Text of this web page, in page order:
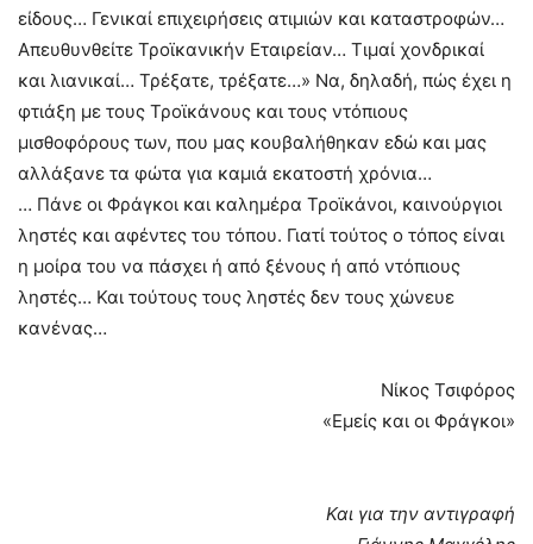
είδους… Γενικαί επιχειρήσεις ατιμιών και καταστροφών…
Απευθυνθείτε Τροϊκανικήν Εταιρείαν… Τιμαί χονδρικαί
και λιανικαί… Τρέξατε, τρέξατε…» Να, δηλαδή, πώς έχει η
φτιάξη με τους Τροϊκάνους και τους ντόπιους
μισθοφόρους των, που μας κουβαλήθηκαν εδώ και μας
αλλάξανε τα φώτα για καμιά εκατοστή χρόνια…
… Πάνε οι Φράγκοι και καλημέρα Τροϊκάνοι, καινούργιοι
ληστές και αφέντες του τόπου. Γιατί τούτος ο τόπος είναι
η μοίρα του να πάσχει ή από ξένους ή από ντόπιους
ληστές… Και τούτους τους ληστές δεν τους χώνευε
κανένας…
Νίκος Τσιφόρος
«Εμείς και οι Φράγκοι»
Και για την αντιγραφή